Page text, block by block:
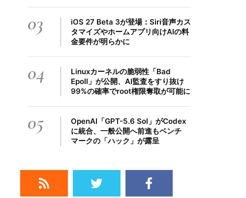
03
iOS 27 Beta 3が登場：Siri音声カス
タマイズやホームアプリ向けAIの料
金要件が明らかに
04
Linuxカーネルの脆弱性「Bad
Epoll」が公開、AI監査をすり抜け
99%の確率でroot権限奪取が可能に
05
OpenAI「GPT-5.6 Sol」がCodex
に統合、一般公開へ前進もベンチ
マークの「ハック」が露呈